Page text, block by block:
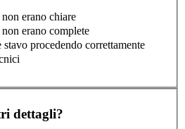
erano chiare
erano complete
procedendo correttamente
dettagli?